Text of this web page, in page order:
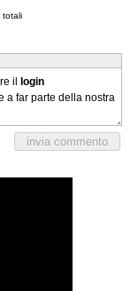
totali
il
login
a far parte della nostra